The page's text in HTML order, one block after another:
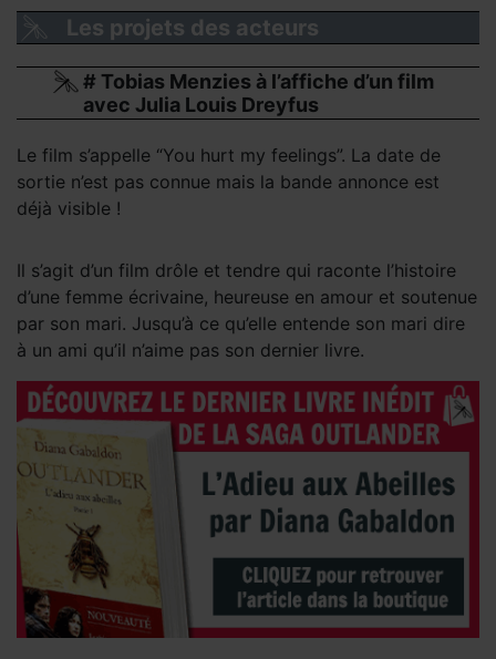
Les projets des acteurs
# Tobias Menzies à l’affiche d’un film
avec Julia Louis Dreyfus
Le film s’appelle “You hurt my feelings”. La date de
sortie n’est pas connue mais la bande annonce est
déjà visible !
Il s’agit d’un film drôle et tendre qui raconte l’histoire
d’une femme écrivaine, heureuse en amour et soutenue
par son mari. Jusqu’à ce qu’elle entende son mari dire
à un ami qu’il n’aime pas son dernier livre.